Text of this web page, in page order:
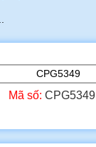
Mã số:CPG5349